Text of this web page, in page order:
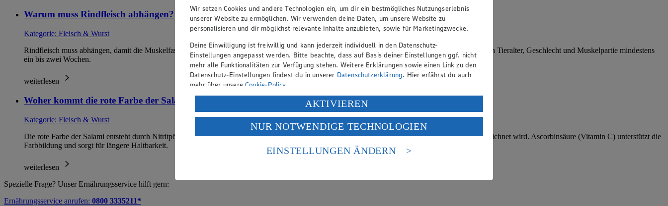
Warum muss Rindfleisch abhängen?
Kategorie: Fleisch & Wurst
Rindfleisch muss abhängen, damit die Muskelfasern durch Enzyme zersetzt werden. So wird es zart, saftig und aromatisch. Die Reifung dauert je nach Tieralter, Geschlecht und Muskelpartie mindestens
ein bis zwei Wochen.
weiterlesen
Woher kommt die rote Farbe der Salami?
Kategorie: Fleisch & Wurst
Die rote Farbe der Salami entsteht durch Nitritpökelsalz, das sich mit dem Muskelfarbstoff Myoglobin verbindet – ein Prozess, der als Umrötung bezeichnet wird. Ascorbinsäure (Vitamin C) unterstützt die
Farbbildung und sorgt für längere Haltbarkeit.
weiterlesen
Spezielle Frage? Unser Ernährungsservice hilft gern:
Ernährungsservice anrufen: 0800 3335211*
Wir setzen Cookies und andere Technologien ein, um dir ein bestmögliches Nutzungserlebnis
unserer Website zu ermöglichen. Wir verwenden deine Daten, um unsere Website zu
personalisieren und dir möglichst relevante Inhalte anzubieten, sowie für Marketingzwecke.
Deine Einwilligung ist freiwillig und kann jederzeit individuell in den Datenschutz-
Einstellungen angepasst werden. Bitte beachte, dass auf Basis deiner Einstellungen ggf. nicht
mehr alle Funktionalitäten zur Verfügung stehen. Weitere Erklärungen sowie einen Link zu den
Datenschutz-Einstellungen findest du in unserer Datenschutzerklärung. Hier erfährst du auch
mehr über unsereCookie-Policy.
Verarbeitung deiner personenbezogenen Daten in den USA durch Facebook und YouTube:
Wenn du auf „Aktivieren“ klickst, willigst du im Sinne des Art. 49 Abs. 1 Satz 1 lit. a) DSGVO
ein, dass deine Daten in den USA verarbeitet werden. Der EuGH sieht die USA als Land mit
einem nach europäischen Standards nicht angemessenen Datenschutzniveau an. Es besteht das
Risiko eines Zugriffs durch US-amerikanische Behörden.
AKTIVIEREN
NUR NOTWENDIGE TECHNOLOGIEN
EINSTELLUNGEN ÄNDERN